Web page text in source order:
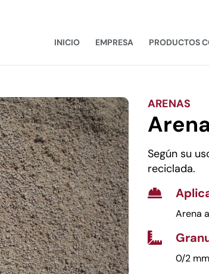
INICIO EMPRESA PRODUCTOS
ARENAS
Según su
reciclada.

Arena

0/2